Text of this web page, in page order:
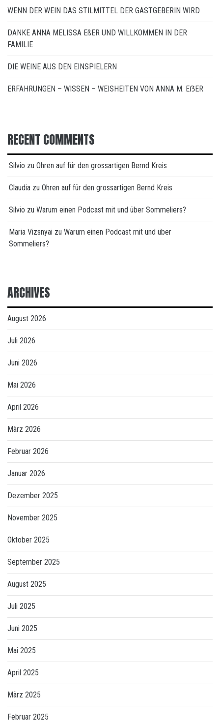
WENN DER WEIN DAS STILMITTEL DER GASTGEBERIN WIRD
DANKE ANNA MELISSA EßER UND WILLKOMMEN IN DER
FAMILIE
DIE WEINE AUS DEN EINSPIELERN
ERFAHRUNGEN – WISSEN – WEISHEITEN VON ANNA M. EẞER
RECENT COMMENTS
Silvio zu Ohren auf für den grossartigen Bernd Kreis
Claudia zu Ohren auf für den grossartigen Bernd Kreis
Silvio zu Warum einen Podcast mit und über Sommeliers?
Maria Vizsnyai zu Warum einen Podcast mit und über
Sommeliers?
ARCHIVES
August 2026
Juli 2026
Juni 2026
Mai 2026
April 2026
März 2026
Februar 2026
Januar 2026
Dezember 2025
November 2025
Oktober 2025
September 2025
August 2025
Juli 2025
Juni 2025
Mai 2025
April 2025
März 2025
Februar 2025